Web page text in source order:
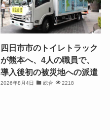
四日市市のトイレトラック
が熊本へ、4人の職員で、
導入後初の被災地への派遣
2026年8月4日 総合 2218